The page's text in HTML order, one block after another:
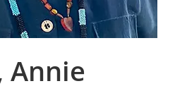
Annie